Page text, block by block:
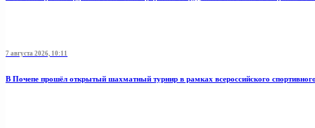
7 августа 2026, 10:11
В Почепе прошёл открытый шахматный турнир в рамках всероссийского